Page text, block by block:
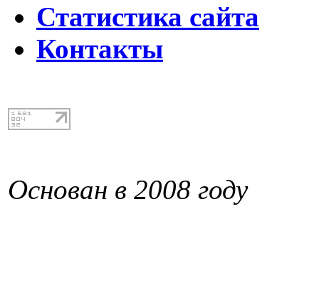
Статистика сайта
Контакты
Основан в 2008 году